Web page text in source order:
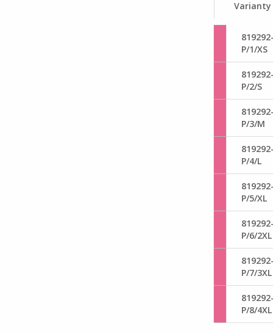
Varianty
P/1/XS
P/2/S
P/3/M
P/4/L
P/5/XL
P/6/2XL
P/7/3XL
P/8/4XL